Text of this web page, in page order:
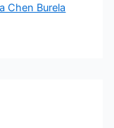
Chen Burela